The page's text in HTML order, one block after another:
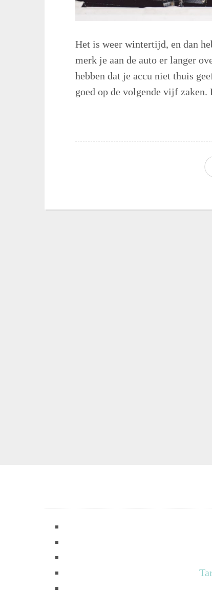
Het is weer wintertijd, en dan
merk je aan de auto er langer
hebben dat je accu niet thuis
goed op de volgende vijf zaken.